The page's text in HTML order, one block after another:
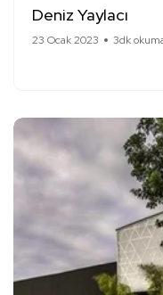
Deniz Yaylacı
23 Ocak 2023 3dk